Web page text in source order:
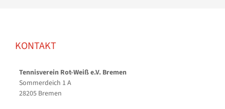
KONTAKT
Tennisverein Rot-Weiß e.V. Bremen
Sommerdeich 1 A
28205 Bremen